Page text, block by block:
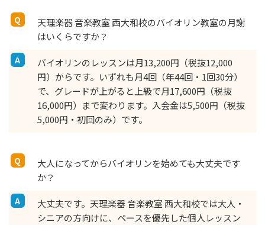
天理楽器 音楽教室 西大和校のバイオリン教室の月謝
はいくらですか？
バイオリンのレッスンは月13,200円（税抜12,000
円）からです。いずれも月4回（年44回・1回30分）
で、グレードが上がると上級で月17,600円（税抜
16,000円）まで変わります。入会金は5,500円（税抜
5,000円・初回のみ）です。
大人になってからバイオリンを始めても大丈夫です
か？
大丈夫です。天理楽器 音楽教室 西大和校では大人・
シニアの方向けに、ペースを優先した個人レッスン